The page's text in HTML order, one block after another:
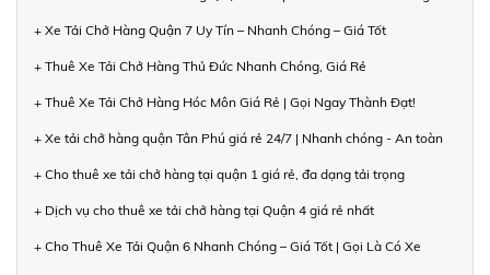
+ Xe Tải Chở Hàng Quận 7 Uy Tín – Nhanh Chóng – Giá Tốt
+ Thuê Xe Tải Chở Hàng Thủ Đức Nhanh Chóng, Giá Rẻ
+ Thuê Xe Tải Chở Hàng Hóc Môn Giá Rẻ | Gọi Ngay Thành Đạt!
+ Xe tải chở hàng quận Tân Phú giá rẻ 24/7 | Nhanh chóng - An toàn
+ Cho thuê xe tải chở hàng tại quận 1 giá rẻ, đa dạng tải trọng
+ Dịch vụ cho thuê xe tải chở hàng tại Quận 4 giá rẻ nhất
+ Cho Thuê Xe Tải Quận 6 Nhanh Chóng – Giá Tốt | Gọi Là Có Xe